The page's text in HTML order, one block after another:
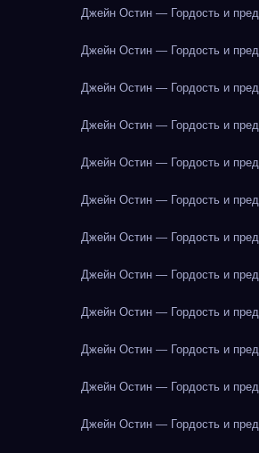
Джейн Остин — Гордость и
Джейн Остин — Гордость и
Джейн Остин — Гордость и
Джейн Остин — Гордость и
Джейн Остин — Гордость и
Джейн Остин — Гордость и
Джейн Остин — Гордость и
Джейн Остин — Гордость и
Джейн Остин — Гордость и
Джейн Остин — Гордость и
Джейн Остин — Гордость и
Джейн Остин — Гордость и